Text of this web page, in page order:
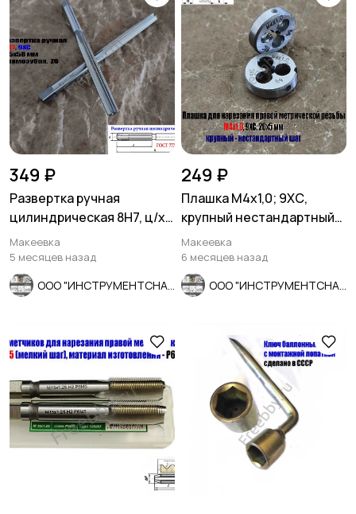
349 ₽
Развертка ручная
цилиндрическая 8Н7, ц/х,
9ХС, Z6, прямозубая,
115/58.
Макеевка
5 месяцев назад
249 ₽
Плашка М4х1,0; 9ХС,
крупный нестандартный
шаг, 20/5 мм.
Макеевка
6 месяцев назад